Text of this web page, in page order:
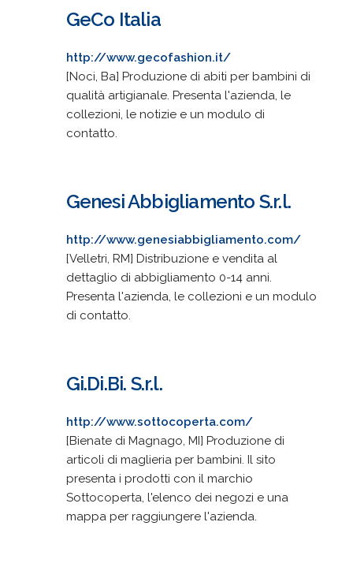
GeCo Italia
http://www.gecofashion.it/
[Noci, Ba] Produzione di abiti per bambini di
qualità artigianale. Presenta l'azienda, le
collezioni, le notizie e un modulo di
contatto.
Genesi Abbigliamento S.r.l.
http://www.genesiabbigliamento.com/
[Velletri, RM] Distribuzione e vendita al
dettaglio di abbigliamento 0-14 anni.
Presenta l'azienda, le collezioni e un modulo
di contatto.
Gi.Di.Bi. S.r.l.
http://www.sottocoperta.com/
[Bienate di Magnago, MI] Produzione di
articoli di maglieria per bambini. Il sito
presenta i prodotti con il marchio
Sottocoperta, l'elenco dei negozi e una
mappa per raggiungere l'azienda.